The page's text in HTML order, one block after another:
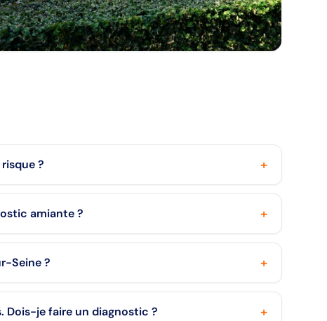
? +
amiante ? +
Seine ? +
Dois-je faire un diagnostic ? +